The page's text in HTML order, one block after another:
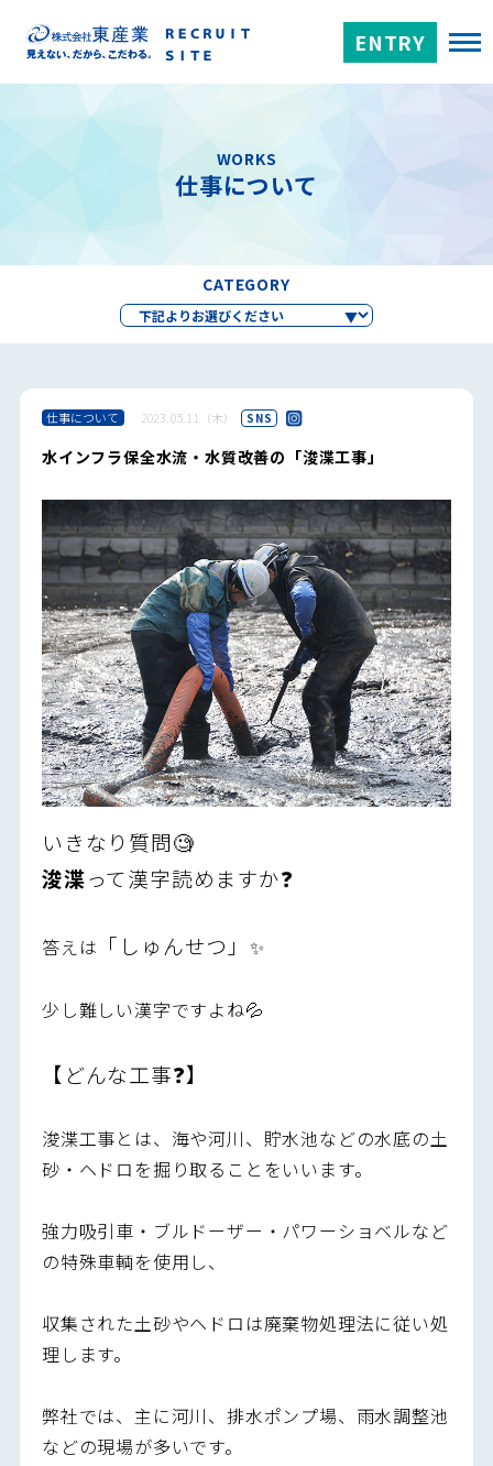
ENTRY
WORKS
仕事について
CATEGORY
仕事について 2023.05.11（木） SNS
水インフラ保全水流・水質改善の「浚渫工事」
いきなり質問🧐
浚渫って漢字読めますか❓
答えは 「しゅんせつ」 ✨
少し難しい漢字ですよね💦
【どんな工事❓】
浚渫工事とは、海や河川、貯水池などの水底の土
砂・ヘドロを掘り取ることをいいます。
強力吸引車・ブルドーザー・パワーショベルなど
の特殊車輌を使用し、
収集された土砂やヘドロは廃棄物処理法に従い処
理します。
弊社では、主に河川、排水ポンプ場、雨水調整池
などの現場が多いです。